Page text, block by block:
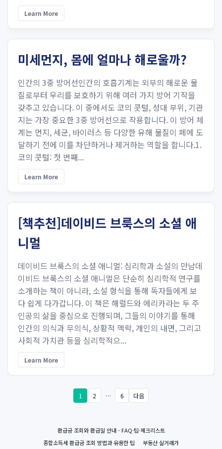
Learn More
미세먼지, 몸에 얼마나 해로울까?
인간의 3중 방어선인간의 호흡기계는 외부의 해로운 물
질로부터 우리를 보호하기 위해 여러 가지 방어 기작을
갖추고 있습니다. 이 중에서도 코의 콧털, 성대 부위, 기관
지는 가장 중요한 3중 방어선으로 작용합니다. 이 방어 체
계는 먼지, 세균, 바이러스 등 다양한 유해 물질이 폐에 도
달하기 전에 이를 차단하거나 제거하는 역할을 합니다.1.
코의 콧털: 첫 번째...
Learn More
[책추천]데이비드 브룩스의 소셜 애
니멀
데이비드 브룩스의 소셜 애니멀: 심리학과 소설의 만남데
이비드 브룩스의 소셜 애니멀은 단순히 심리학적 연구를
소개하는 책이 아니라, 소설 형식을 통해 독자들에게 보
다 쉽게 다가갑니다. 이 책은 해럴드와 에리카라는 두 주
인공의 삶을 중심으로 진행되며, 그들의 이야기를 통해
인간의 의식과 무의식, 상황적 맥락, 개인의 내면, 그리고
사회적 가치관 등을 심리학적으...
Learn More
1 2 … 6 다음
환급금 조회와 환급일 안내 - FAQ·팁·체크리스트
종합소득세 환급금 조회 방법과 유용한 팁
부동산 실거래가